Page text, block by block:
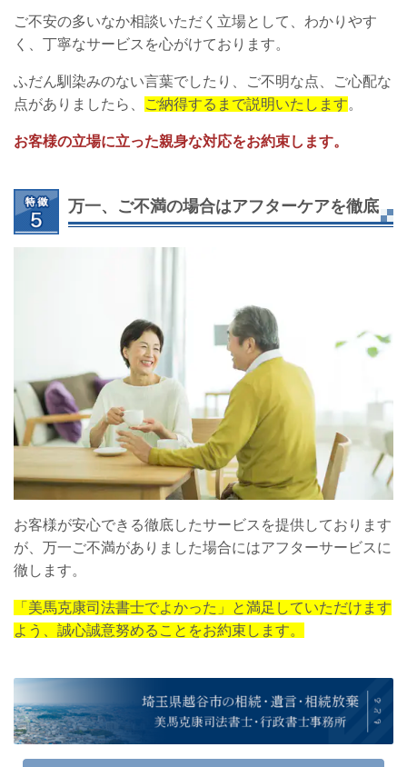
ご不安の多いなか相談いただく立場として、わかりやす
く、丁寧なサービスを心がけております。
ふだん馴染みのない言葉でしたり、ご不明な点、ご心配な
点がありましたら、
ご納得するまで説明いたします。
お客様の立場に立った親身な対応をお約束します。
万一、ご不満の場合はアフターケアを徹底
お客様が安心できる徹底したサービスを提供しております
が、万一ご不満がありました場合にはアフターサービスに
徹します。
「美馬克康司法書士でよかった」と満足していただけます
よう、誠心誠意努めることをお約束します。